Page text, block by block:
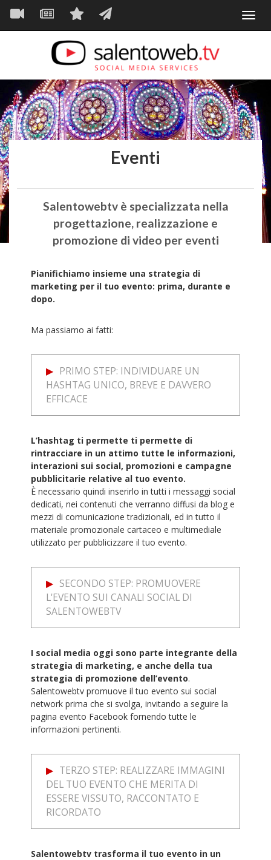
Salta
contenuto
Navigazione
principale
Eventi
Salentowebtv è specializzata nella
progettazione, realizzazione e
promozione di video per eventi
Pianifichiamo insieme una strategia di
marketing per il tuo evento: prima, durante e
dopo.
Ma passiamo ai fatti:
PRIMO STEP: INDIVIDUARE UN
HASHTAG UNICO, BREVE E DAVVERO
EFFICACE
L’hashtag ti permette ti permette di
rintracciare in un attimo tutte le informazioni,
interazioni sui social, promozioni e campagne
pubblicitarie relative al tuo evento.
È necessario quindi inserirlo in tutti i messaggi social
dedicati, nei contenuti che verranno diffusi da blog e
mezzi di comunicazione tradizionali, ed in tutto il
materiale promozionale cartaceo e multimediale
utilizzato per pubblicizzare il tuo evento.
SECONDO STEP: PROMUOVERE
L'EVENTO SUI CANALI SOCIAL DI
SALENTOWEBTV
I social media oggi sono parte integrante della
strategia di marketing, e anche della tua
strategia di promozione dell’evento.
Salentowebtv promuove il tuo evento sui social
network prima che si svolga, invitando a seguire la
pagina evento Facebook fornendo tutte le
informazioni pertinenti.
TERZO STEP: REALIZZARE IMMAGINI
DEL TUO EVENTO CHE MERITA DI
ESSERE VISSUTO, RACCONTATO E
RICORDATO
Salentowebtv trasforma il tuo evento in un